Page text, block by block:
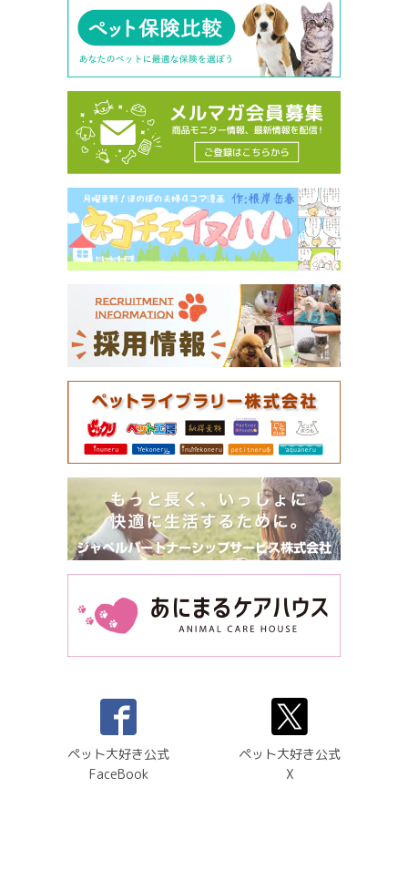
ペット大好き公式
FaceBook
ペット大好き公式
X